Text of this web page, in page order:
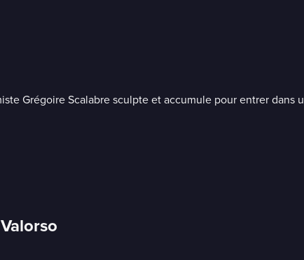
Grégoire Scalabre sculpte et accumule pour entrer dans